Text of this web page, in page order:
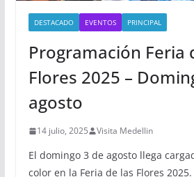
DESTACADO EVENTOS PRINCIPAL
Programación Feria
Flores 2025 –
agosto
14 julio, 2025 Visita Medellin
El domingo 3 de agosto llega
color en la Feria de las Flores 2025.